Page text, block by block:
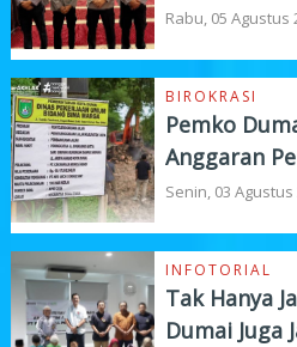
Tampung
Rabu, 05 Agustus
BIROKRASI
Pemko
Anggaran
Nasional
Senin, 03 Agustus
INFOTORIAL
Tak Hanya
Dumai Juga